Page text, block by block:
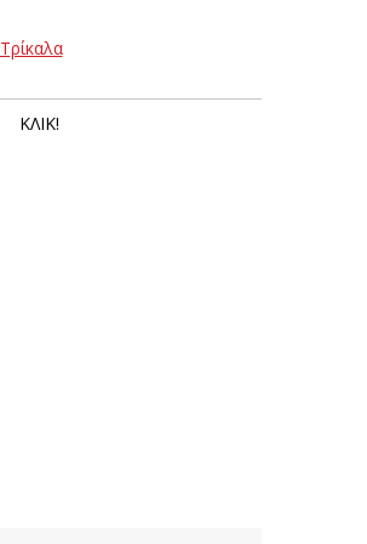
Τρίκαλα
ΚΛΙΚ!